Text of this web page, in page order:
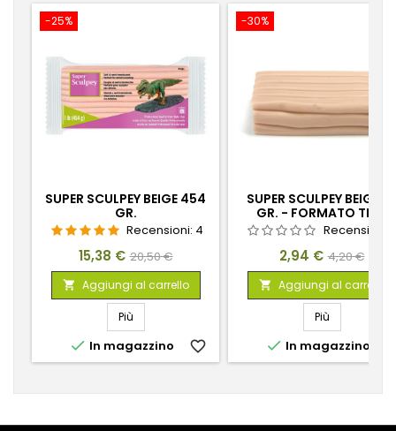
-25%
SUPER SCULPEY BEIGE 454
GR.
Recensioni: 4
Prezzo
15,38 € Prezzo
base
20,50 €
 Aggiungi al carrello
Più
 In magazzino favorite_border
-30%
SUPER SCULPEY BEIGE
GR. - FORMATO TEST
Recensioni:
Prezzo
2,94 € Prezzo
base
4,20 €
 Aggiungi al carrello
Più
 In magazzino